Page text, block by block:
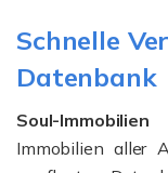
Schnelle
Datenbank
Soul-Immobilien
Immobilien aller